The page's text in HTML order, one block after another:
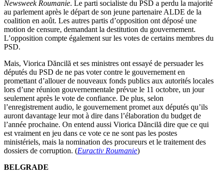
Newsweek Roumanie. Le parti socialiste du PSD a perdu la majorité
au parlement après le départ de son jeune partenaire ALDE de la
coalition en août. Les autres partis d’opposition ont déposé une
motion de censure, demandant la destitution du gouvernement.
L’opposition compte également sur les votes de certains membres du
PSD.
Mais, Viorica Dăncilă et ses ministres ont essayé de persuader les
députés du PSD de ne pas voter contre le gouvernement en
promettant d’allouer de nouveaux fonds publics aux autorités locales
lors d’une réunion gouvernementale prévue le 11 octobre, un jour
seulement après le vote de confiance. De plus, selon
l’enregistrement audio, le gouvernement promet aux députés qu’ils
auront davantage leur mot à dire dans l’élaboration du budget de
l’année prochaine. On entend aussi Viorica Dăncilă dire que ce qui
est vraiment en jeu dans ce vote ce ne sont pas les postes
ministériels, mais la nomination des procureurs et le traitement des
dossiers de corruption. (Euractiv Roumanie)
BELGRADE